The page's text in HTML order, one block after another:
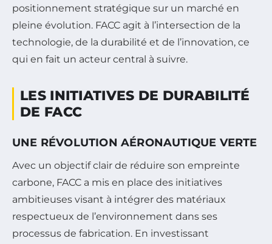
positionnement stratégique sur un marché en
pleine évolution. FACC agit à l’intersection de la
technologie, de la durabilité et de l’innovation, ce
qui en fait un acteur central à suivre.
LES INITIATIVES DE DURABILITÉ
DE FACC
UNE RÉVOLUTION AÉRONAUTIQUE VERTE
Avec un objectif clair de réduire son empreinte
carbone, FACC a mis en place des initiatives
ambitieuses visant à intégrer des matériaux
respectueux de l’environnement dans ses
processus de fabrication. En investissant